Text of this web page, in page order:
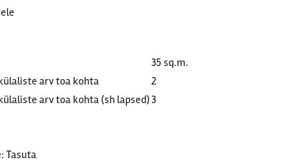
35 sq.m.
arv toa kohta
2
arv toa kohta (sh lapsed)3
Tasuta